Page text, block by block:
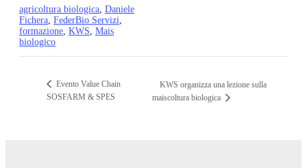
agricoltura biologica, Daniele
Fichera, FederBio Servizi,
formazione, KWS, Mais
biologico
Evento Value Chain
SOSFARM & SPES
KWS organizza una lezione sulla
maiscoltura biologica